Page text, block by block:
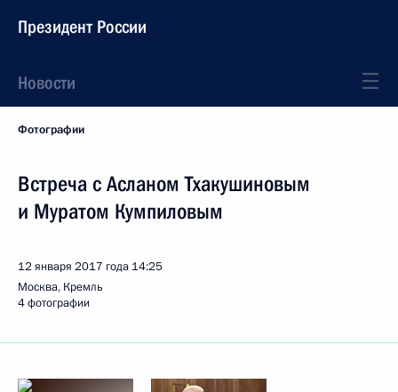
Президент России
Новости
Фотографии
Встреча с Асланом Тхакушиновым
и Муратом Кумпиловым
12 января 2017 года 14:25
Москва, Кремль
4 фотографии